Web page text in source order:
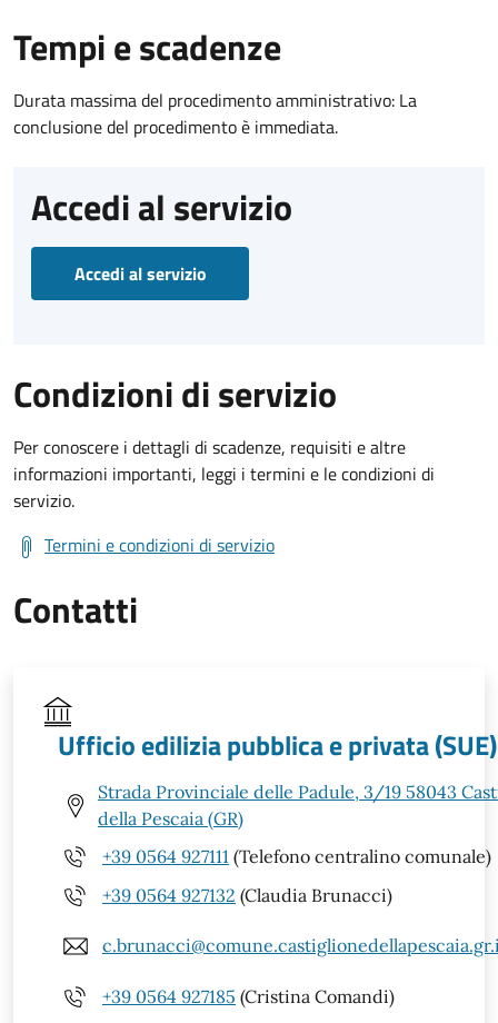
Tempi e scadenze
Durata massima del procedimento amministrativo: La
conclusione del procedimento è immediata.
Accedi al servizio
Accedi al servizio
Condizioni di servizio
Per conoscere i dettagli di scadenze, requisiti e altre
informazioni importanti, leggi i termini e le condizioni di
servizio.
Termini e condizioni di servizio
Contatti
Ufficio edilizia pubblica e privata (SUE)
Strada Provinciale delle Padule, 3/19 58043
della Pescaia (GR)
+39 0564 927111 (Telefono centralino comunale)
+39 0564 927132 (Claudia Brunacci)
+39 0564 927185 (Cristina Comandi)